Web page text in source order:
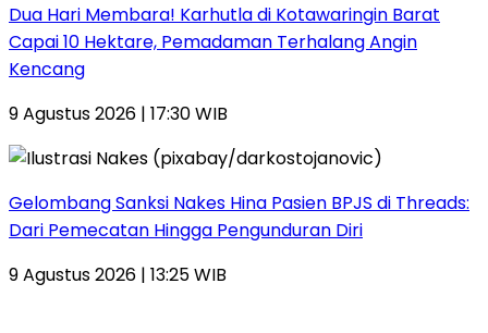
Dua Hari Membara! Karhutla di Kotawaringin Barat
Capai 10 Hektare, Pemadaman Terhalang Angin
Kencang
9 Agustus 2026 | 17:30 WIB
Gelombang Sanksi Nakes Hina Pasien BPJS di Threads:
Dari Pemecatan Hingga Pengunduran Diri
9 Agustus 2026 | 13:25 WIB